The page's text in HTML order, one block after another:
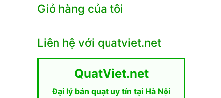
Giỏ hàng của tôi
Liên hệ với quatviet.net
QuatViet.net
Đại lý bán quạt uy tín tại Hà Nội